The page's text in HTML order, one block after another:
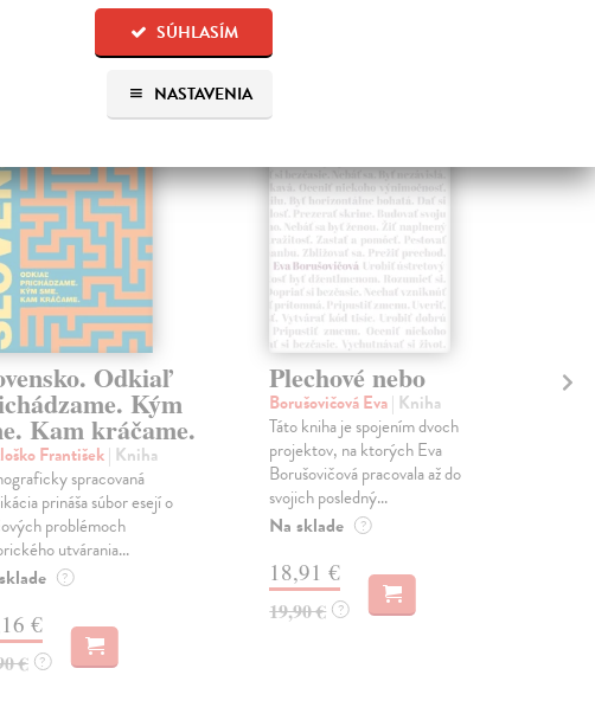
SÚHLASÍM
NASTAVENIA
aj:
na sklade
Odkiaľ
Kým
Kam kráčame.
František| Kniha
spracovaná
prináša súbor esejí o
problémoch
utvárania...
?
€
€ ?
Plechové nebo
Borušovičová Eva| Kniha
Táto kniha je spojením dvoch
projektov, na ktorých Eva
Borušovičová pracovala až do
svojich posledný...
Na sklade ?
18,91 €
19,90 € ?